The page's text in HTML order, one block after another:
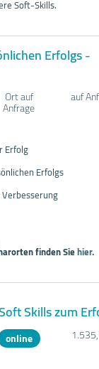
Soft-Skills.
Erfolgs -
Ort auf
Anfrage
auf
Erfolg
Erfolgs
finden Siehier.
Skills zum
online